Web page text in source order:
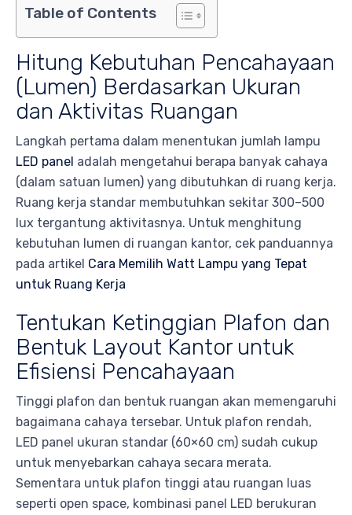
Table of Contents
Hitung Kebutuhan Pencahayaan
(Lumen) Berdasarkan Ukuran
dan Aktivitas Ruangan
Langkah pertama dalam menentukan jumlah lampu
LED panel adalah mengetahui berapa banyak cahaya
(dalam satuan lumen) yang dibutuhkan di ruang kerja.
Ruang kerja standar membutuhkan sekitar 300–500
lux tergantung aktivitasnya. Untuk menghitung
kebutuhan lumen di ruangan kantor, cek panduannya
pada artikel Cara Memilih Watt Lampu yang Tepat
untuk Ruang Kerja
Tentukan Ketinggian Plafon dan
Bentuk Layout Kantor untuk
Efisiensi Pencahayaan
Tinggi plafon dan bentuk ruangan akan memengaruhi
bagaimana cahaya tersebar. Untuk plafon rendah,
LED panel ukuran standar (60×60 cm) sudah cukup
untuk menyebarkan cahaya secara merata.
Sementara untuk plafon tinggi atau ruangan luas
seperti open space, kombinasi panel LED berukuran